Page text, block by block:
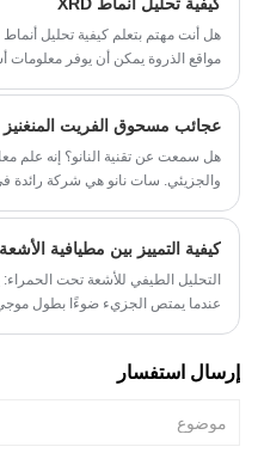
كيفية تحليل أنماط XRD
عجائب مسحوق الفريت المنغنيز 20 نانومتر
هل سمعت عن تقنية النانو؟ إنه علم
والجزيئي. سات نانو هي شركة
فيها.
كيفية التمييز بين مطيافية
التحليل الطيفي للأشعة تحت
عندما يمتص الجزيء ضوءًا بطول
إرسال استفسار